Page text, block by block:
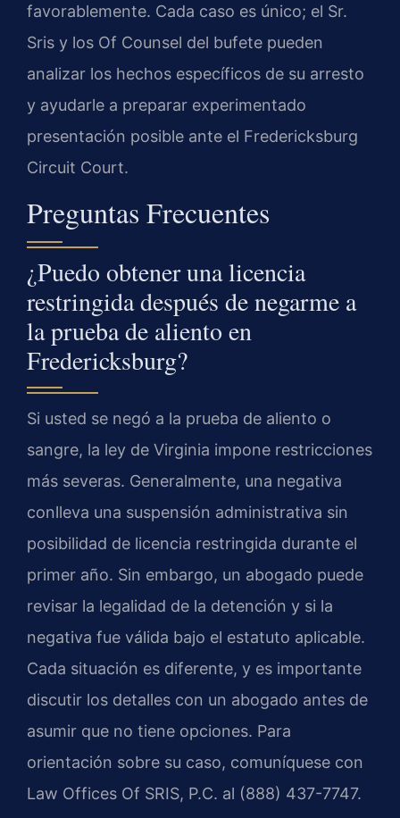
favorablemente. Cada caso es único; el Sr.
Sris y los Of Counsel del bufete pueden
analizar los hechos específicos de su arresto
y ayudarle a preparar experimentado
presentación posible ante el Fredericksburg
Circuit Court.
Preguntas Frecuentes
¿Puedo obtener una licencia
restringida después de negarme a
la prueba de aliento en
Fredericksburg?
Si usted se negó a la prueba de aliento o
sangre, la ley de Virginia impone restricciones
más severas. Generalmente, una negativa
conlleva una suspensión administrativa sin
posibilidad de licencia restringida durante el
primer año. Sin embargo, un abogado puede
revisar la legalidad de la detención y si la
negativa fue válida bajo el estatuto aplicable.
Cada situación es diferente, y es importante
discutir los detalles con un abogado antes de
asumir que no tiene opciones. Para
orientación sobre su caso, comuníquese con
Law Offices Of SRIS, P.C. al (888) 437-7747.